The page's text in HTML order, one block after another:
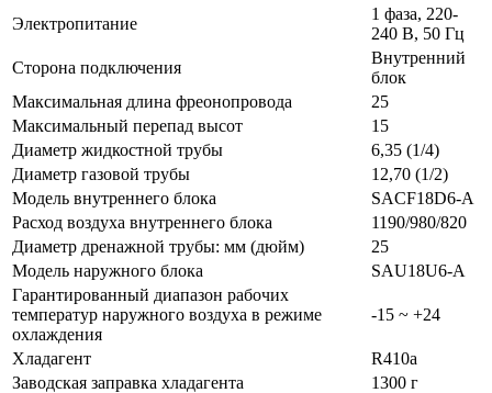
Электропитание
1 фаза, 220-
240 В, 50 Гц
Сторона подключения
Внутренний
блок
Максимальная длина фреонопровода
25
Максимальный перепад высот
15
Диаметр жидкостной трубы
6,35 (1/4)
Диаметр газовой трубы
12,70 (1/2)
Модель внутреннего блока
SAСF18D6-A
Расход воздуха внутреннего блока
1190/980/820
Диаметр дренажной трубы: мм (дюйм)
25
Модель наружного блока
SAU18U6-A
Гарантированный диапазон рабочих
температур наружного воздуха в режиме
охлаждения
-15 ~ +24
Хладагент
R410a
Заводская заправка хладагента
1300 г